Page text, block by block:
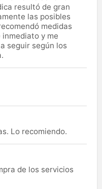
resultó de gran
las posibles
medidas
y me
seguir según los
Lo recomiendo.
de los servicios